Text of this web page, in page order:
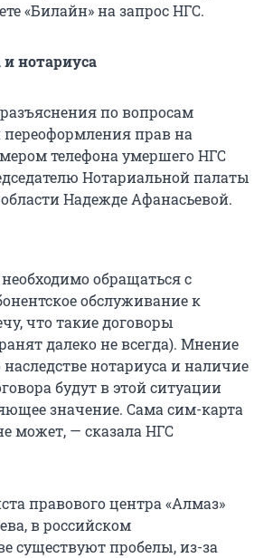
«Билайн» на запрос НГС.
нотариуса
по вопросам
переоформления прав на
телефона умершего НГС
Нотариальной палаты
Надежде Афанасьевой.
обращаться с
обслуживание к
что такие договоры
далеко не всегда). Мнение
нотариуса и наличие
будут в этой ситуации
значение. Сама сим-карта
может, — сказала НГС
правового центра «Алмаз»
в российском
существуют пробелы, из-за